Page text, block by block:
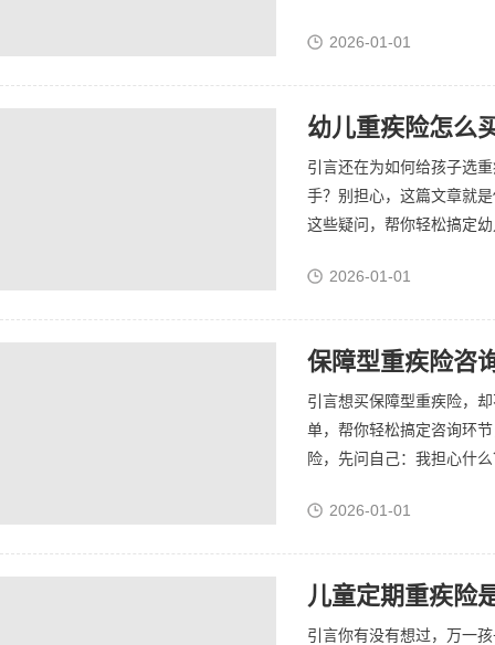
2026-01-01
幼儿重疾险怎么
引言还在为如何给孩子选
手？别担心，这篇文章就
这些疑问，帮你轻松搞定
2026-01-01
保障型重疾险咨
引言想买保障型重疾险，
单，帮你轻松搞定咨询环
险，先问自己：我担心什
2026-01-01
儿童定期重疾险
引言你有没有想过，万一